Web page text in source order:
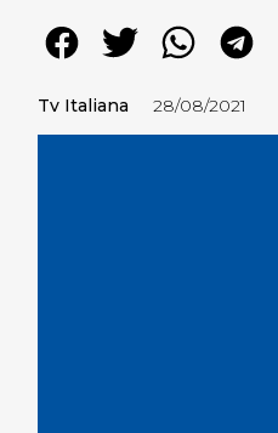
Tv Italiana 28/08/2021